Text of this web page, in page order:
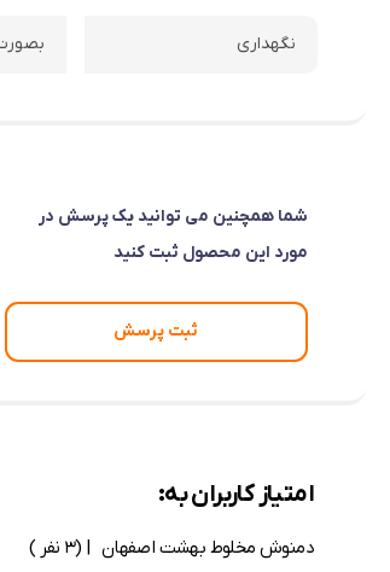
نگهداری
شما همچنین می توانید یک پرسش در
مورد این محصول ثبت کنید
ثبت پرسش
امتیاز کاربران به:
دمنوش مخلوط بهشت اصفهان | (3 نفر )